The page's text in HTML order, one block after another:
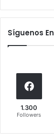
Síguenos En
1.300
Followers